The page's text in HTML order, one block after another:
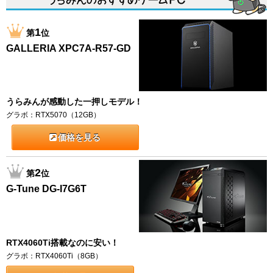
第1位
GALLERIA XPC7A-R57-GD
うらみんが感動した一押しモデル！
グラボ：RTX5070（12GB）
価格を見る
第2位
G-Tune DG-I7G6T
RTX4060Ti搭載なのに安い！
グラボ：RTX4060Ti（8GB）